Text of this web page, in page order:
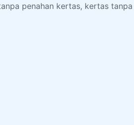
penahan kertas, kertas